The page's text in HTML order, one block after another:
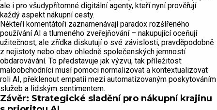
ale i pro všudypřítomné digitální agenty, kteří nyní prověřují
každý aspekt nákupní cesty.
Někteří komentátoři zaznamenávají paradox rozšířeného
používání AI a tlumeného zveřejňování – nakupující oceňují
užitečnost, ale zřídka diskutují o své závislosti, pravděpodobně
z nejistoty nebo obav ohledně společenských jemností
obdarovávání. To představuje jak výzvu, tak příležitost:
maloobchodníci musí pomoci normalizovat a kontextualizovat
roli AI, překlenout empatii mezi automatizovaným poskytováním
služeb a lidským sentimentem.
Závěr: Strategické sladění pro nákupní krajinu